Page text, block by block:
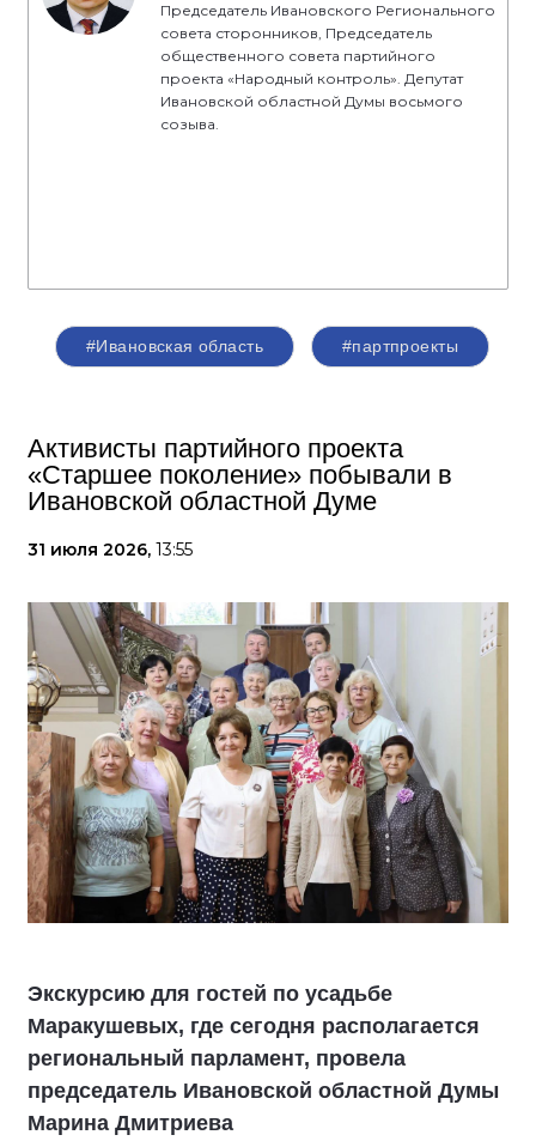
Председатель Ивановского Регионального
совета сторонников, Председатель
общественного совета партийного
проекта «Народный контроль». Депутат
Ивановской областной Думы восьмого
созыва.
#Ивановская область #партпроекты
Активисты партийного проекта
«Старшее поколение» побывали в
Ивановской областной Думе
31 июля 2026, 13:55
Экскурсию для гостей по усадьбе
Маракушевых, где сегодня располагается
региональный парламент, провела
председатель Ивановской областной Думы
Марина Дмитриева